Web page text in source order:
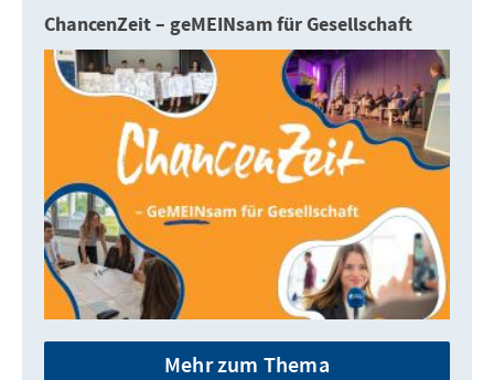
ChancenZeit – geMEINsam für Gesellschaft
Mehr zum Thema